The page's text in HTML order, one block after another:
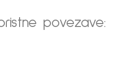
povezave: